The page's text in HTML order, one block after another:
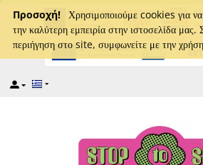
Προσοχή! Χρησιμοποιούμε cookies για
την καλύτερη εμπειρία στην ιστοσελίδα μας.
περιήγηση στο site, συμφωνείτε με την
captcha